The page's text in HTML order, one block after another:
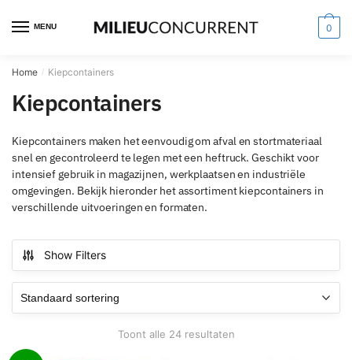
MENU 0
Home / Kiepcontainers
Kiepcontainers
Kiepcontainers maken het eenvoudig om afval en stortmateriaal
snel en gecontroleerd te legen met een heftruck. Geschikt voor
intensief gebruik in magazijnen, werkplaatsen en industriële
omgevingen. Bekijk hieronder het assortiment kiepcontainers in
verschillende uitvoeringen en formaten.
Show Filters
Toont alle 24 resultaten